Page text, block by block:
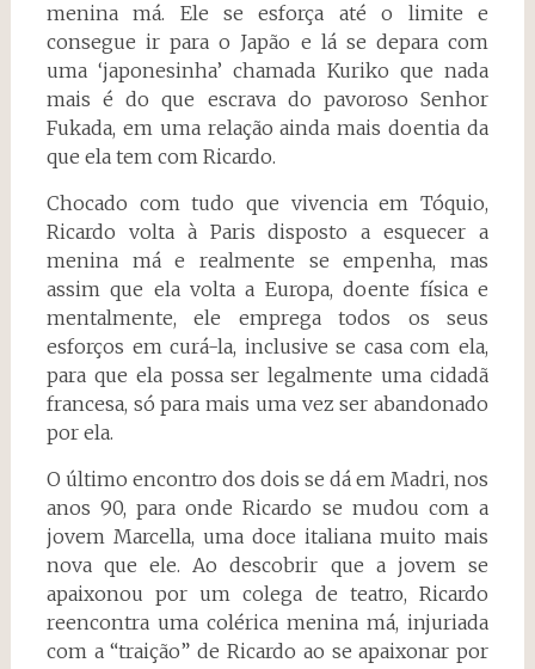
menina má. Ele se esforça até o limite e
consegue ir para o Japão e lá se depara com
uma ‘japonesinha’ chamada Kuriko que nada
mais é do que escrava do pavoroso Senhor
Fukada, em uma relação ainda mais doentia da
que ela tem com Ricardo.
Chocado com tudo que vivencia em Tóquio,
Ricardo volta à Paris disposto a esquecer a
menina má e realmente se empenha, mas
assim que ela volta a Europa, doente física e
mentalmente, ele emprega todos os seus
esforços em curá-la, inclusive se casa com ela,
para que ela possa ser legalmente uma cidadã
francesa, só para mais uma vez ser abandonado
por ela.
O último encontro dos dois se dá em Madri, nos
anos 90, para onde Ricardo se mudou com a
jovem Marcella, uma doce italiana muito mais
nova que ele. Ao descobrir que a jovem se
apaixonou por um colega de teatro, Ricardo
reencontra uma colérica menina má, injuriada
com a “traição” de Ricardo ao se apaixonar por